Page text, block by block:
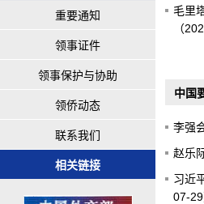
重要通知
领事证件
领事保护与协助
领侨动态
联系我们
相关链接
毛里
（
中国
李强
赵乐
习近
07-29